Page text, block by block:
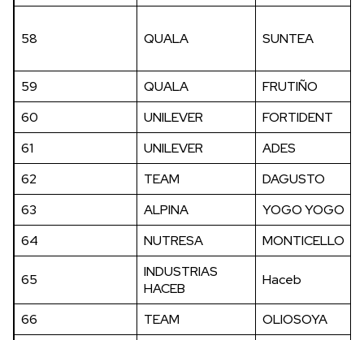
58 QUALA SUNTEA
59 QUALA
FRUTIÑO
60
UNILEVER
FORTIDENT
61
UNILEVER
ADES
62
TEAM
DAGUSTO
63
ALPINA
YOGO YOGO
64
NUTRESA MONTICELLO
65
INDUSTRIAS
HACEB
Haceb
66 TEAM
OLIOSOYA